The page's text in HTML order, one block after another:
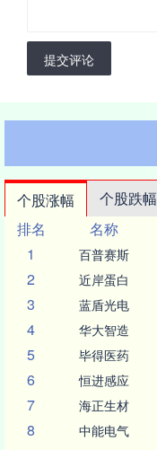
提交评论
个股涨幅 个股跌幅
排名
名称
1
百普赛斯
2 近岸蛋白
3 蓝盾光电
4 华大智造
5 毕得医药
6 恒进感应
7 海正生材
8 中能电气